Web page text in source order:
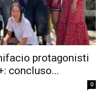
protagonisti
concluso...
0